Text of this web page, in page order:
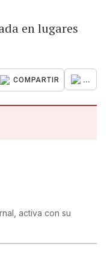
en lugares
COMPARTIR ...
activa con su